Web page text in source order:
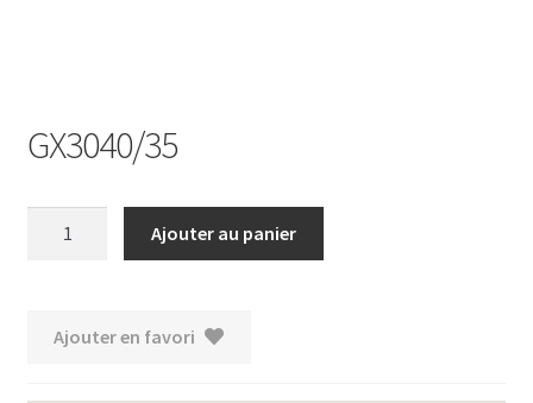
GX3040/35
Ajouter au panier
Ajouter en favori